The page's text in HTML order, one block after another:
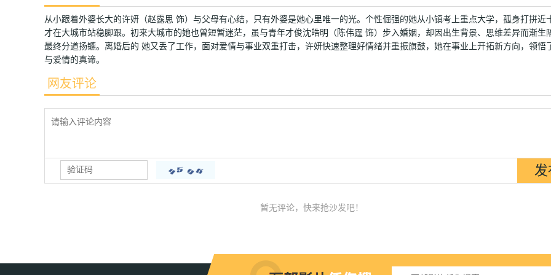
从小跟着外婆长大的许妍（赵露思 饰）与父母有心结，只有外婆是她心里唯一的光。个性倔强的她从小镇考上重点大学，孤身打拼近
才在大城市站稳脚跟。初来大城市的她也曾短暂迷茫，虽与青年才俊沈皓明（陈伟霆 饰）步入婚姻，却因出生背景、思维差异而渐生
最终分道扬镳。离婚后的 她又丢了工作，面对爱情与事业双重打击，许妍快速整理好情绪并重振旗鼓，她在事业上开拓新方向，领悟
与爱情的真谛。
网友评论
暂无评论，快来抢沙发吧！